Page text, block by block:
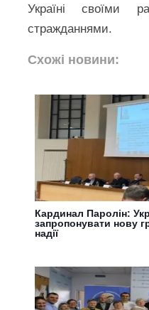
Україні своїми
стражданнями.
Схожі новини:
Кардинал Паролін:
запропонувати нову
надії